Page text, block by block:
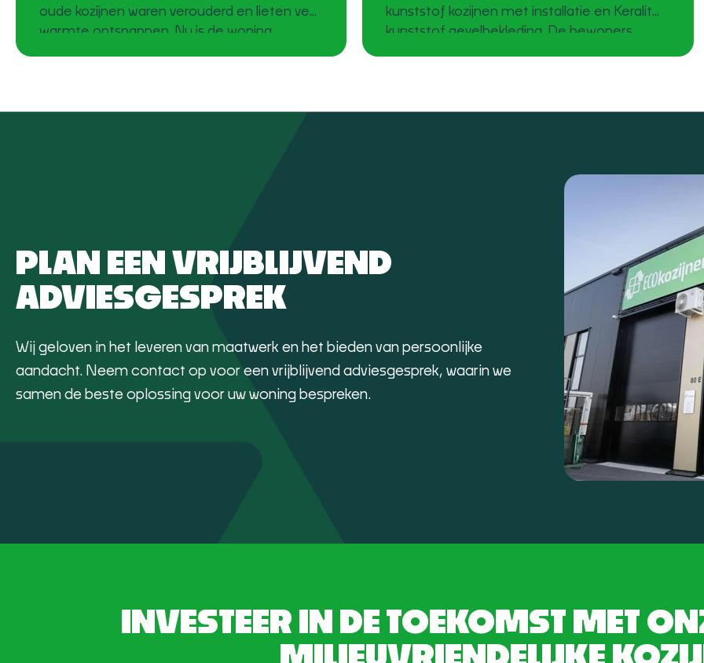
oude kozijnen waren verouderd en lieten veel
warmte ontsnappen. Nu is de woning
onderhoudsarm is geworden. Van verouderd
kunststof kozijnen met installatie en Keralit
kunststof gevelbekleding. De bewoners
moderne uitstraling met duurzame
PLAN EEN VRIJBLIJVEND
ADVIESGESPREK
Wij geloven in het leveren van maatwerk en het bieden van persoonlijke
aandacht. Neem contact op voor een vrijblijvend adviesgesprek, waarin we
samen de beste oplossing voor uw woning bespreken.
INVESTEER IN DE TOEKOMST MET